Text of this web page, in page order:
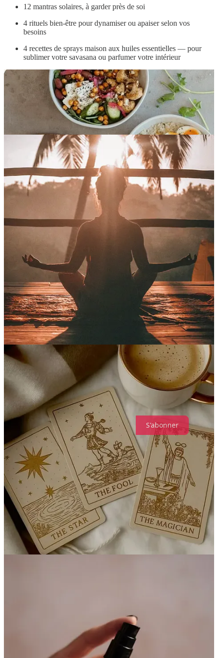
12 mantras solaires, à garder près de soi
4 rituels bien-être pour dynamiser ou apaiser selon vos
besoins
4 recettes de sprays maison aux huiles essentielles — pour
sublimer votre savasana ou parfumer votre intérieur
🌀 Qu’est-ce que le Cycle Syncing ?
Le Cycle Syncing, c’est l’idée de
synchroniser sa vie, ses
pratiques corporelles, son alimentation et son bien-êtreavec les
quatre phasesdu cycle menstruel : menstruelle, folliculaire,
ovulatoire, lutéale.
L’idée ? Plutôt que de suivre un rythme “standard” toute l’année on
adapte sesséances de yoga, ses repas, ses soins, son repos, en
fonction de ce que votre corps traverse.
Certain·e·s ressentent à chaque phase des variations d’énergie, de
sensibilité, de digestion, d’humeur, de sommeil, de récupération. Le
Cycle Syncing offre une boussole douce pour écouter ces
variations
et les accompagner plutôt que de les subir.
Je m’inscris à inspire pour profiter des –50% sur le
programme Womoon Flow et commencer mon voyage
au rythme de mon cycle. 👇🏼
S'abonner
Continuez votre lecture avec un essai
gratuit de 7 jours
Abonnez-vous à INSPIRE MEDIApour continuer à lire ce post et
obtenir 7 jours d'accès gratuit aux archives complètes des posts.
Commencer l'essai
Déjà abonné payant ?Se connecter
© 2026 Amélie SAILLET· Confidentialité Conditions ∙Avis de
collecte